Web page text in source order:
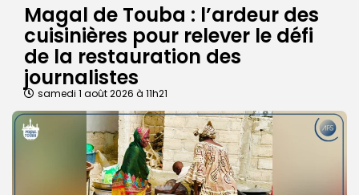
Magal de Touba : l’ardeur des
cuisinières pour relever le défi
de la restauration des
journalistes
samedi 1 août 2026 à 11h21